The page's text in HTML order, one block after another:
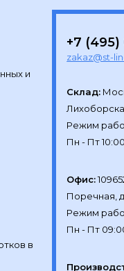
и
+7 (495)
zakaz@st-
Склад:
Режим
Офис:
Поречная,
Режим
в